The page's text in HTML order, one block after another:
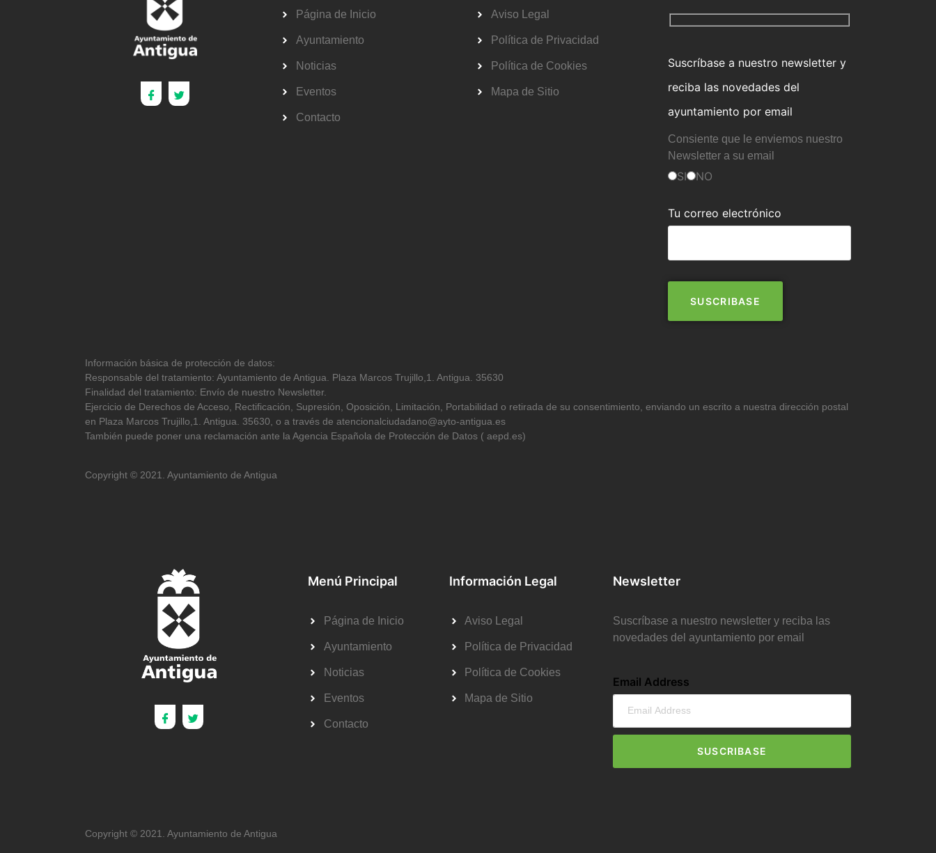
Página de Inicio
Ayuntamiento
Noticias
Eventos
Contacto
Aviso Legal
Política de Privacidad
Política de Cookies
Mapa de Sitio
Suscríbase a nuestro newsletter y
reciba las novedades del
ayuntamiento por email
Consiente que le enviemos nuestro
Newsletter a su email
SI NO
Tu correo electrónico
Información básica de protección de datos:
Responsable del tratamiento: Ayuntamiento de Antigua. Plaza Marcos Trujillo,1. Antigua. 35630
Finalidad del tratamiento: Envío de nuestro Newsletter.
Ejercicio de Derechos de Acceso, Rectificación, Supresión, Oposición, Limitación, Portabilidad o retirada de su consentimiento, enviando un escrito a nuestra dirección postal
en Plaza Marcos Trujillo,1. Antigua. 35630, o a través de atencionalciudadano@ayto-antigua.es
También puede poner una reclamación ante la Agencia Española de Protección de Datos ( aepd.es)
Copyright © 2021. Ayuntamiento de Antigua
Menú Principal
Página de Inicio
Ayuntamiento
Noticias
Eventos
Contacto
Información Legal
Aviso Legal
Política de Privacidad
Política de Cookies
Mapa de Sitio
Newsletter
Suscríbase a nuestro newsletter y reciba las
novedades del ayuntamiento por email
Email Address
SUSCRIBASE
Copyright © 2021. Ayuntamiento de Antigua